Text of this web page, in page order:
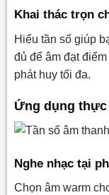
Khai thác trọn
Hiểu tần số giúp
đủ để âm đạt
phát huy tối đa.
Ứng dụng
Nghe nhạc tại
Chọn âm warm